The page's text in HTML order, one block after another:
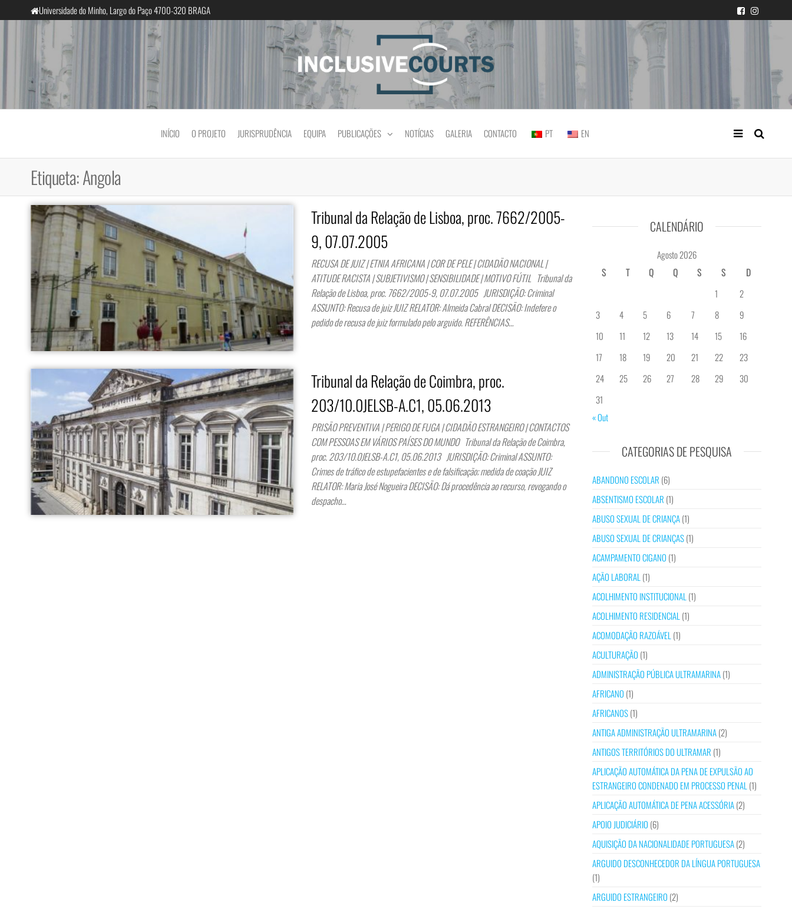
para
Universidade do Minho, Largo do Paço 4700-320 BRAGA
InclusiveCourts Igualdade e diferença cultural na prática judicial portuguesa
INÍCIO O PROJETO JURISPRUDÊNCIA EQUIPA PUBLICAÇÕES NOTÍCIAS GALERIA CONTACTO PT EN
Etiqueta:Angola
Tribunal da Relação de Lisboa, proc. 7662/2005-
9, 07.07.2005
RECUSA DE JUIZ | ETNIA AFRICANA | COR DE PELE | CIDADÃO NACIONAL |
ATITUDE RACISTA | SUBJETIVISMO | SENSIBILIDADE | MOTIVO FÚTIL Tribunal da
Relação de Lisboa, proc. 7662/2005-9, 07.07.2005 JURISDIÇÃO: Criminal
ASSUNTO: Recusa de juiz JUIZ RELATOR: Almeida Cabral DECISÃO: Indefere o
pedido de recusa de juiz formulado pelo arguido. REFERÊNCIAS…
Tribunal da Relação de Coimbra, proc.
203/10.0JELSB-A.C1, 05.06.2013
PRISÃO PREVENTIVA | PERIGO DE FUGA | CIDADÃO ESTRANGEIRO | CONTACTOS
COM PESSOAS EM VÁRIOS PAÍSES DO MUNDO Tribunal da Relação de Coimbra,
proc. 203/10.0JELSB-A.C1, 05.06.2013 JURISDIÇÃO: Criminal ASSUNTO:
Crimes de tráfico de estupefacientes e de falsificação; medida de coação JUIZ
RELATOR: Maria José Nogueira DECISÃO: Dá procedência ao recurso, revogando o
despacho…
CALENDÁRIO
Agosto 2026
S
T Q Q S S
D
1
2
3
4 5 6 7 8
9
10
11 12 13 14 15
16
17
18 19 20 21 22
23
24
25 26 27 28 29
30
31
« Out
CATEGORIAS DE PESQUISA
ABANDONO ESCOLAR (6)
ABSENTISMO ESCOLAR (1)
ABUSO SEXUAL DE CRIANÇA(1)
ABUSO SEXUAL DE CRIANÇAS(1)
ACAMPAMENTO CIGANO (1)
AÇÃO LABORAL (1)
ACOLHIMENTO INSTITUCIONAL (1)
ACOLHIMENTO RESIDENCIAL (1)
ACOMODAÇÃO RAZOÁVEL (1)
ACULTURAÇÃO (1)
ADMINISTRAÇÃO PÚBLICA ULTRAMARINA(1)
AFRICANO (1)
AFRICANOS(1)
ANTIGA ADMINISTRAÇÃO ULTRAMARINA(2)
ANTIGOS TERRITÓRIOS DO ULTRAMAR (1)
APLICAÇÃO AUTOMÁTICA DA PENA DE EXPULSÃO AO
ESTRANGEIRO CONDENADO EM PROCESSO PENAL (1)
APLICAÇÃO AUTOMÁTICA DE PENA ACESSÓRIA(2)
APOIO JUDICIÁRIO (6)
AQUISIÇÃO DA NACIONALIDADE PORTUGUESA(2)
ARGUIDO DESCONHECEDOR DA LÍNGUA PORTUGUESA
(1)
ARGUIDO ESTRANGEIRO (2)